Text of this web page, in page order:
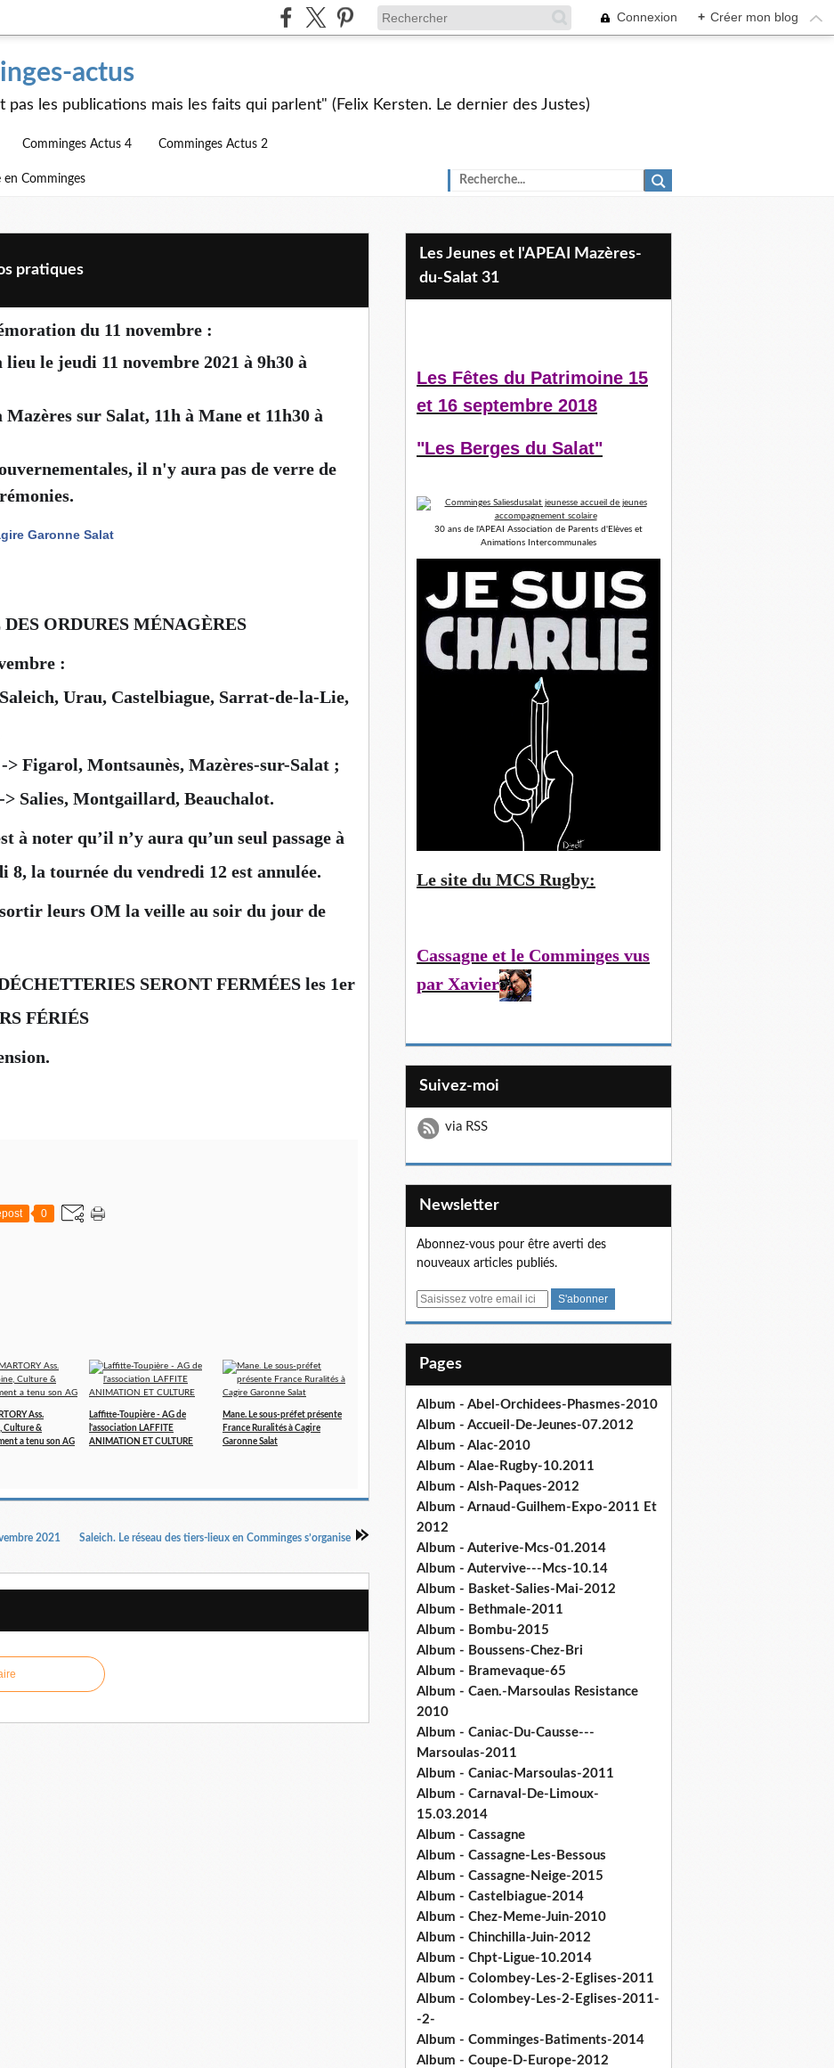
Connexion + Créer mon blog
actus
pas les publications mais les faits qui parlent" (Felix Kersten. Le dernier des Justes)
Comminges Actus 4 Comminges Actus 2
en Comminges
pratiques
du 11 novembre :
le jeudi 11 novembre 2021 à 9h30 à
sur Salat, 11h à Mane et 11h30 à
il n'y aura pas de verre de
Garonne Salat
ORDURES MÉNAGÈRES
:
Urau, Castelbiague, Sarrat-de-la-Lie,
Figarol, Montsaunès, Mazères-sur-Salat ;
Salies, Montgaillard, Beauchalot.
à noter qu’il n’y aura qu’un seul passage à
8, la tournée du vendredi 12 est annulée.
leurs OM la veille au soir du jour de
SERONT FERMÉES les 1er
FÉRIÉS
0
Ass.
Culture &
a tenu son AG
Laffitte-Toupière - AG de
l'association LAFFITE
ANIMATION ET CULTURE
Mane. Le sous-préfet présente
France Ruralités à Cagire
Garonne Salat
2021 Saleich. Le réseau des tiers-lieux en Comminges s’organise
Les Jeunes et l'APEAI Mazères-
du-Salat 31
Les Fêtes du Patrimoine 15
et 16 septembre 2018
"Les Berges du Salat"
30 ans de l'APEAI Association de Parents d'Elèves et
Animations Intercommunales
Le site du MCS Rugby:
Cassagne et le Comminges vus
par Xavier
Suivez-moi
via RSS
Newsletter
Abonnez-vous pour être averti des
nouveaux articles publiés.
E
Pages
Album - Abel-Orchidees-Phasmes-2010
Album - Accueil-De-Jeunes-07.2012
Album - Alac-2010
Album - Alae-Rugby-10.2011
Album - Alsh-Paques-2012
Album - Arnaud-Guilhem-Expo-2011 Et
2012
Album - Auterive-Mcs-01.2014
Album - Autervive---Mcs-10.14
Album - Basket-Salies-Mai-2012
Album - Bethmale-2011
Album - Bombu-2015
Album - Boussens-Chez-Bri
Album - Bramevaque-65
Album - Caen.-Marsoulas Resistance
2010
Album - Caniac-Du-Causse---
Marsoulas-2011
Album - Caniac-Marsoulas-2011
Album - Carnaval-De-Limoux-
15.03.2014
Album - Cassagne
Album - Cassagne-Les-Bessous
Album - Cassagne-Neige-2015
Album - Castelbiague-2014
Album - Chez-Meme-Juin-2010
Album - Chinchilla-Juin-2012
Album - Chpt-Ligue-10.2014
Album - Colombey-Les-2-Eglises-2011
Album - Colombey-Les-2-Eglises-2011-
-2-
Album - Comminges-Batiments-2014
Album - Coupe-D-Europe-2012